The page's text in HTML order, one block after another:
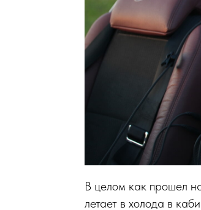
В целом как прошел
летает в холода в